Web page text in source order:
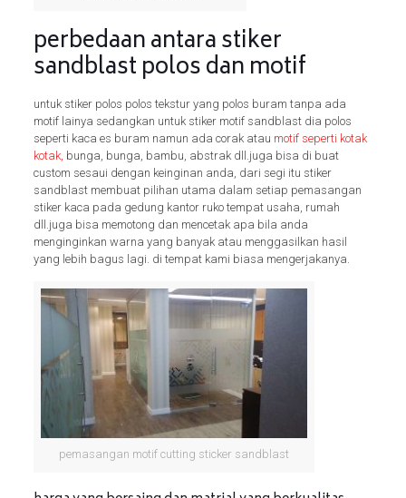
perbedaan antara stiker
sandblast polos dan motif
untuk stiker polos polos tekstur yang polos buram tanpa ada
motif lainya sedangkan untuk stiker motif sandblast dia polos
seperti kaca es buram namun ada corak atau motif seperti kotak
kotak, bunga, bunga, bambu, abstrak dll.juga bisa di buat
custom sesaui dengan keinginan anda, dari segi itu stiker
sandblast membuat pilihan utama dalam setiap pemasangan
stiker kaca pada gedung kantor ruko tempat usaha, rumah
dll.juga bisa memotong dan mencetak apa bila anda
menginginkan warna yang banyak atau menggasilkan hasil
yang lebih bagus lagi. di tempat kami biasa mengerjakanya.
pemasangan motif cutting sticker sandblast